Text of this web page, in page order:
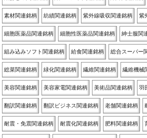
素材関連銘柄 紡績関連銘柄 紫外線吸収関連銘柄 紫
細胞医薬品関連銘柄 細胞性医薬品関連銘柄 紳士服関
組み込みソフト関連銘柄 給食関連銘柄 総合スーパー
総菜関連銘柄 緑化関連銘柄 繊維関連銘柄 繊維機械
美容関連銘柄 美容家電関連銘柄 美術品関連銘柄 羽
翻訳関連銘柄 翻訳ビジネス関連銘柄 老舗関連銘柄
耐震・免震関連銘柄 耐震化関連銘柄 肥料関連銘柄